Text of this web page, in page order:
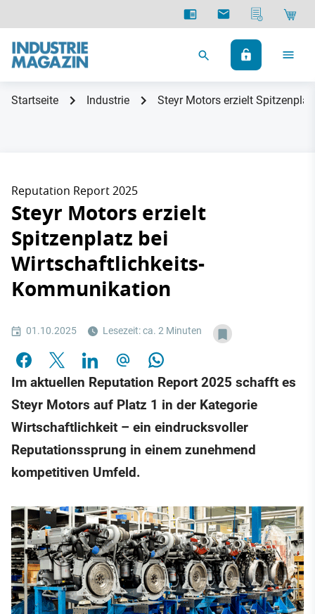
Startseite Industrie Steyr Motors erzielt
Reputation Report 2025
Steyr Motors erzielt
Spitzenplatz bei
Wirtschaftlichkeits-
Kommunikation
01.10.2025 Lesezeit: ca. 2 Minuten
Im aktuellen Reputation Report 2025 schafft es
Steyr Motors auf Platz 1 in der Kategorie
Wirtschaftlichkeit – ein eindrucksvoller
Reputationssprung in einem zunehmend
kompetitiven Umfeld.